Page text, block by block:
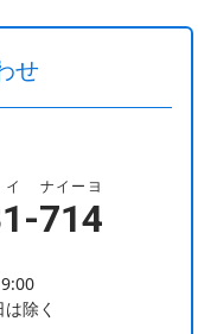
せ
-714
ナイーヨ
除く